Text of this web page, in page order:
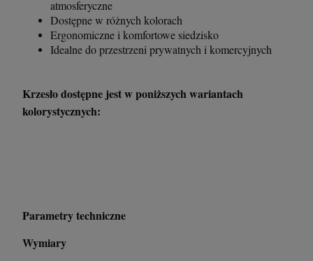
atmosferyczne
Dostępne w różnych kolorach
Ergonomiczne i komfortowe siedzisko
Idealne do przestrzeni prywatnych i komercyjnych
Krzesło dostępne jest w poniższych wariantach
kolorystycznych:
Parametry techniczne
Wymiary